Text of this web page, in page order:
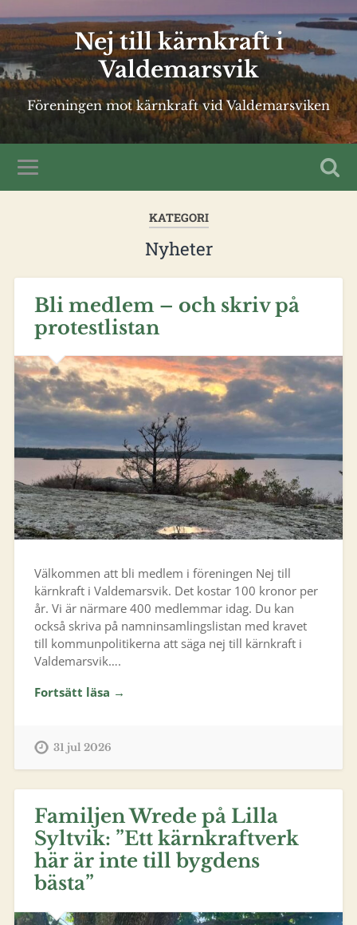
Nej till kärnkraft i
Valdemarsvik
Föreningen mot kärnkraft vid Valdemarsviken
KATEGORI
Nyheter
Bli medlem – och skriv på
protestlistan
Välkommen att bli medlem i föreningen Nej till
kärnkraft i Valdemarsvik. Det kostar 100 kronor per
år. Vi är närmare 400 medlemmar idag. Du kan
också skriva på namninsamlingslistan med kravet
till kommunpolitikerna att säga nej till kärnkraft i
Valdemarsvik….
Fortsätt läsa →
31 jul 2026
Familjen Wrede på Lilla
Syltvik: ”Ett kärnkraftverk
här är inte till bygdens
bästa”